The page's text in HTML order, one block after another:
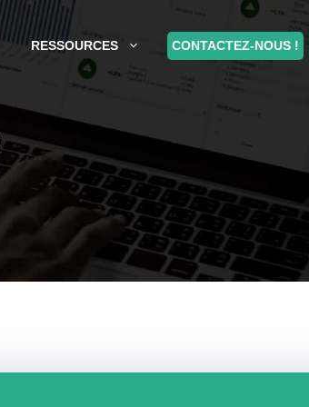
RESSOURCES CONTACTEZ-NOUS !